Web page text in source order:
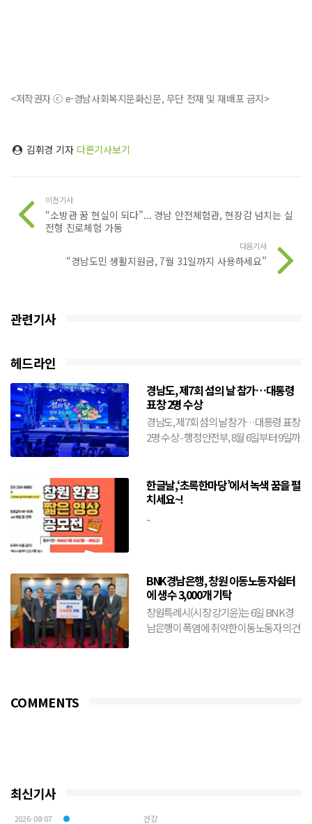
<저작권자 ⓒ e-경남사회복지문화신문, 무단 전재 및 재배포 금지>
김휘경 기자 다른기사보기
이전기사
“소방관 꿈 현실이 되다”... 경남 안전체험관, 현장감 넘치는 실
전형 진로체험 가동
다음기사
“경남도민 생활지원금, 7월 31일까지 사용하세요”
관련기사
헤드라인
경남도, 제7회 섬의 날 참가…대통령
표창 2명 수상
경남도, 제7회 섬의 날 참가…대통령 표창
2명 수상 - 행정안전부, 8월 6일부터 9일까
한글날,‘초록한마당’에서 녹색 꿈을 펼
치세요~!
...
BNK경남은행, 창원 이동노동자쉼터
에 생수 3,000개 기탁
창원특례시(시장 강기윤)는 6일 BNK경
남은행이 폭염에 취약한 이동노동자의 건
COMMENTS
최신기사
2026-08-07
건강